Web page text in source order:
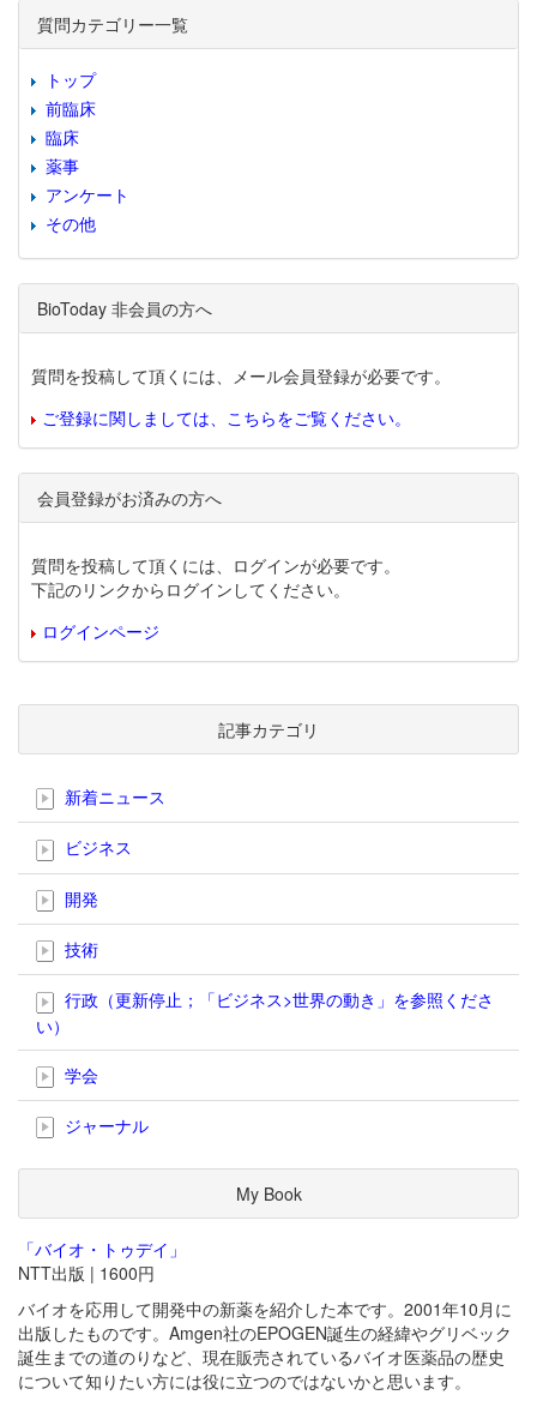
質問カテゴリー一覧
トップ
前臨床
臨床
薬事
アンケート
その他
BioToday 非会員の方へ
質問を投稿して頂くには、メール会員登録が必要です。
ご登録に関しましては、こちらをご覧ください。
会員登録がお済みの方へ
質問を投稿して頂くには、ログインが必要です。
下記のリンクからログインしてください。
ログインページ
記事カテゴリ
新着ニュース
ビジネス
開発
技術
行政（更新停止；「ビジネス>世界の動き」を参照くださ
い）
学会
ジャーナル
My Book
「バイオ・トゥデイ」
NTT出版 | 1600円
バイオを応用して開発中の新薬を紹介した本です。2001年10月に
出版したものです。Amgen社のEPOGEN誕生の経緯やグリベック
誕生までの道のりなど、現在販売されているバイオ医薬品の歴史
について知りたい方には役に立つのではないかと思います。